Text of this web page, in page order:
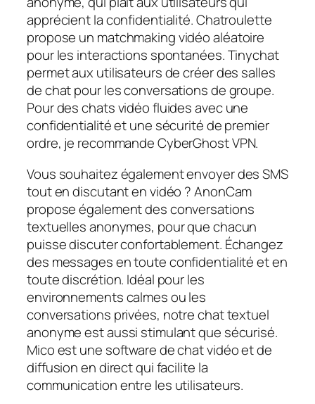
apprécient la confidentialité. Chatroulette
propose un matchmaking vidéo aléatoire
pour les interactions spontanées. Tinychat
permet aux utilisateurs de créer des salles
de chat pour les conversations de groupe.
Pour des chats vidéo fluides avec une
confidentialité et une sécurité de premier
ordre, je recommande CyberGhost VPN.
Vous souhaitez également envoyer des SMS
tout en discutant en vidéo ? AnonCam
propose également des conversations
textuelles anonymes, pour que chacun
puisse discuter confortablement. Échangez
des messages en toute confidentialité et en
toute discrétion. Idéal pour les
environnements calmes ou les
conversations privées, notre chat textuel
anonyme est aussi stimulant que sécurisé.
Mico est une software de chat vidéo et de
diffusion en direct qui facilite la
communication entre les utilisateurs.